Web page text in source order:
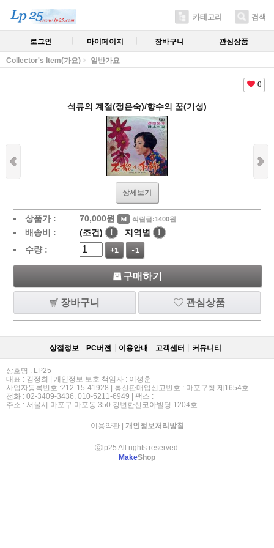
카테고리 검색
로그인 마이페이지 장바구니 관심상품
Collector's Item(가요) 일반가요
0
석류의 계절(정은숙)/향수의 꿈(기성)
상세보기
상품가 : 70,000원 적립금:1400원
배송비 : (조건) ! 지역별
!
수량 :
+1 -1
구매하기
장바구니 관심상품
상점정보 PC버젼 이용안내 고객센터 커뮤니티
상호명 : LP25
대표 : 김정희 | 개인정보 보호 책임자 : 이성훈
사업자등록번호 :212-15-41928 | 통신판매업신고번호 : 마포구청 제1654호
전화 : 02-3409-3436, 010-5211-6949 | 팩스 :
주소 : 서울시 마포구 마포동 350 강변한신코아빌딩 1204호
이용약관| 개인정보처리방침
ⓒlp25 All rights reserved.
MakeShop